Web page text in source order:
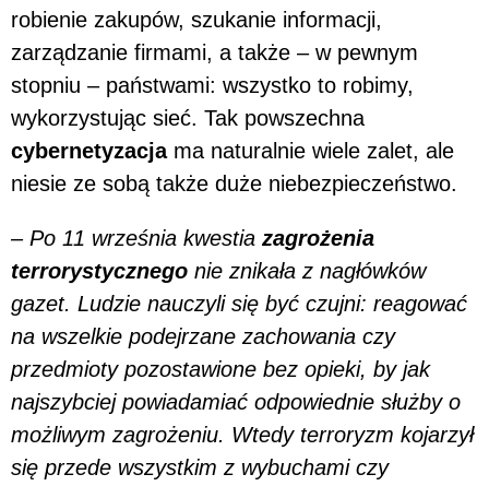
robienie zakupów, szukanie informacji,
zarządzanie firmami, a także – w pewnym
stopniu – państwami: wszystko to robimy,
wykorzystując sieć. Tak powszechna
cybernetyzacjama naturalnie wiele zalet, ale
niesie ze sobą także duże niebezpieczeństwo.
– Po 11 września kwestia zagrożenia
terrorystycznego nie znikała z nagłówków
gazet. Ludzie nauczyli się być czujni: reagować
na wszelkie podejrzane zachowania czy
przedmioty pozostawione bez opieki, by jak
najszybciej powiadamiać odpowiednie służby o
możliwym zagrożeniu. Wtedy terroryzm kojarzył
się przede wszystkim z wybuchami czy